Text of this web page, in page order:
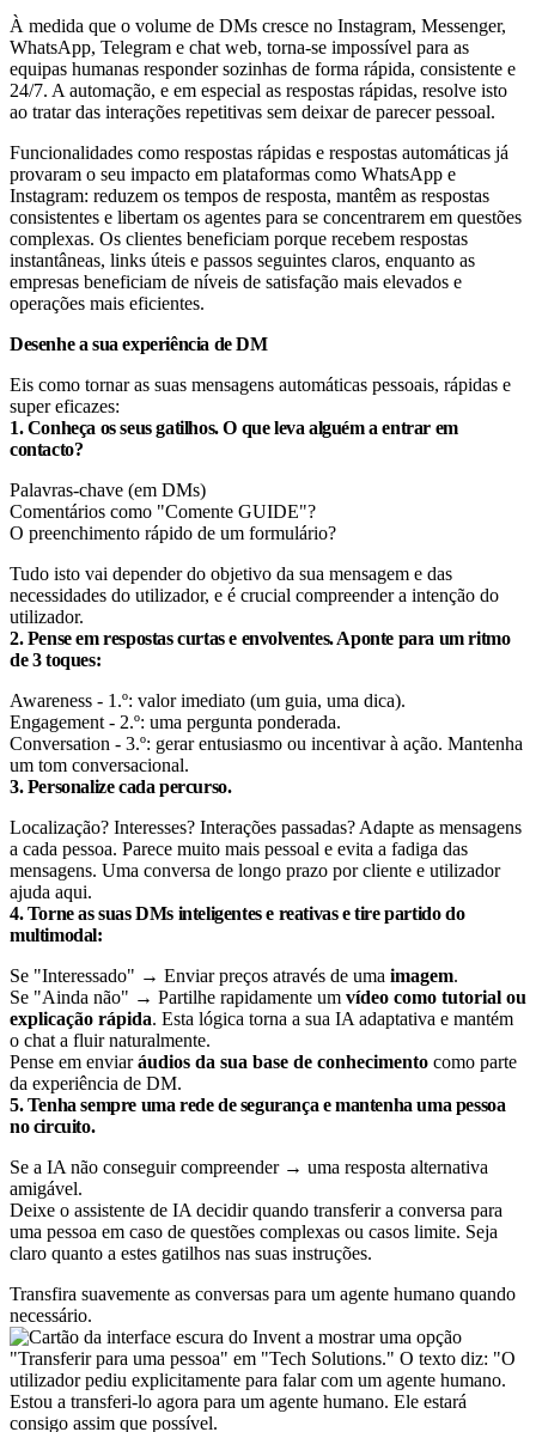
À medida que o volume de DMs cresce no Instagram, Messenger,
WhatsApp, Telegram e chat web, torna-se impossível para as
equipas humanas responder sozinhas de forma rápida, consistente e
24/7. A automação, e em especial as respostas rápidas, resolve isto
ao tratar das interações repetitivas sem deixar de parecer pessoal.
Funcionalidades como respostas rápidas e respostas automáticas já
provaram o seu impacto em plataformas como WhatsApp e
Instagram: reduzem os tempos de resposta, mantêm as respostas
consistentes e libertam os agentes para se concentrarem em questões
complexas. Os clientes beneficiam porque recebem respostas
instantâneas, links úteis e passos seguintes claros, enquanto as
empresas beneficiam de níveis de satisfação mais elevados e
operações mais eficientes.
Desenhe a sua experiência de DM
Eis como tornar as suas mensagens automáticas pessoais, rápidas e
super eficazes:
1. Conheça os seus gatilhos. O que leva alguém a entrar em
contacto?
Palavras-chave (em DMs)
Comentários como "Comente GUIDE"?
O preenchimento rápido de um formulário?
Tudo isto vai depender do objetivo da sua mensagem e das
necessidades do utilizador, e é crucial compreender a intenção do
utilizador.
2. Pense em respostas curtas e envolventes. Aponte para um ritmo
de 3 toques:
Awareness - 1.º: valor imediato (um guia, uma dica).
Engagement - 2.º: uma pergunta ponderada.
Conversation - 3.º: gerar entusiasmo ou incentivar à ação. Mantenha
um tom conversacional.
3. Personalize cada percurso.
Localização? Interesses? Interações passadas? Adapte as mensagens
a cada pessoa. Parece muito mais pessoal e evita a fadiga das
mensagens. Uma conversa de longo prazo por cliente e utilizador
ajuda aqui.
4. Torne as suas DMs inteligentes e reativas e tire partido do
multimodal:
Se "Interessado" → Enviar preços através de uma imagem.
Se "Ainda não" → Partilhe rapidamente um vídeo como tutorial ou
explicação rápida. Esta lógica torna a sua IA adaptativa e mantém
o chat a fluir naturalmente.
Pense em enviaráudios da sua base de conhecimento como parte
da experiência de DM.
5. Tenha sempre uma rede de segurança e mantenha uma pessoa
no circuito.
Se a IA não conseguir compreender → uma resposta alternativa
amigável.
Deixe o assistente de IA decidir quando transferir a conversa para
uma pessoa em caso de questões complexas ou casos limite. Seja
claro quanto a estes gatilhos nas suas instruções.
Transfira suavemente as conversas para um agente humano quando
necessário.